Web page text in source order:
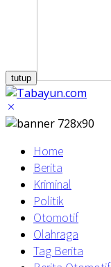
tutup
Home
Berita
Kriminal
Politik
Otomotif
Olahraga
Tag Berita